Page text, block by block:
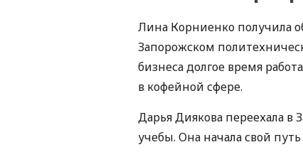
Лина Корниенко получила
Запорожском
бизнеса долгое время
в кофейной сфере.
Дарья Диякова переехала в
учебы. Она начала свой